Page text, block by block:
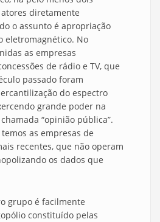
diretamente
o assunto é apropriação
eletromagnético. No
as empresas
de rádio e TV, que
passado foram
do espectro
grande poder na
“opinião pública”.
as empresas de
recentes, que não operam
os dados que
grupo é facilmente
constituído pelas